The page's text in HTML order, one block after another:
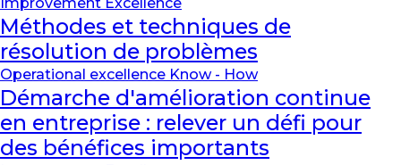
Méthodes et techniques de
résolution de problèmes
Operational excellence Know - How
Démarche d'amélioration continue
en entreprise : relever un défi pour
des bénéfices importants